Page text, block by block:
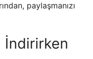
paylaşmanızı
İndirirken